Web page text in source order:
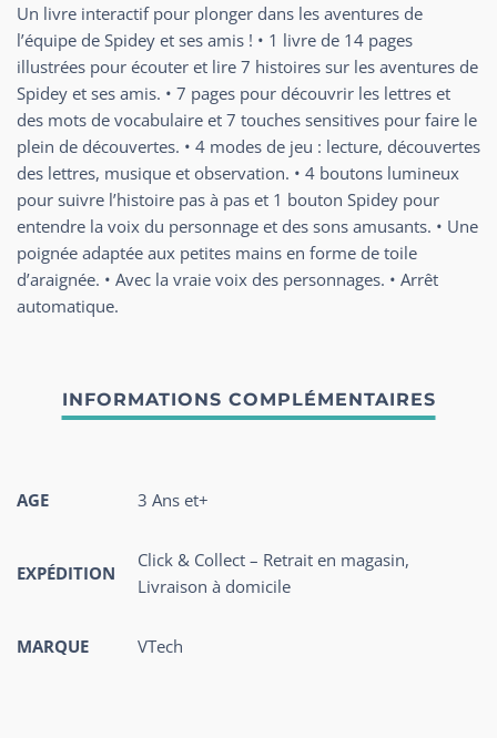
Un livre interactif pour plonger dans les aventures de
l’équipe de Spidey et ses amis ! • 1 livre de 14 pages
illustrées pour écouter et lire 7 histoires sur les aventures de
Spidey et ses amis. • 7 pages pour découvrir les lettres et
des mots de vocabulaire et 7 touches sensitives pour faire le
plein de découvertes. • 4 modes de jeu : lecture, découvertes
des lettres, musique et observation. • 4 boutons lumineux
pour suivre l’histoire pas à pas et 1 bouton Spidey pour
entendre la voix du personnage et des sons amusants. • Une
poignée adaptée aux petites mains en forme de toile
d’araignée. • Avec la vraie voix des personnages. • Arrêt
automatique.
AGE 3 Ans et+
EXPÉDITION
Click & Collect – Retrait en magasin,
Livraison à domicile
MARQUE VTech